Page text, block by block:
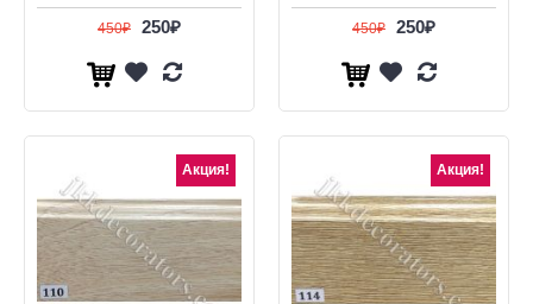
450₽ 250₽ 450₽ 250₽
Акция! Акция!